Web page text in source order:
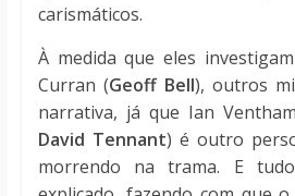
carismáticos.
À medida que eles
Curran (Geoff Bell), outros
narrativa, já que Ian Ventham
David Tennant) é outro
morrendo na trama. E